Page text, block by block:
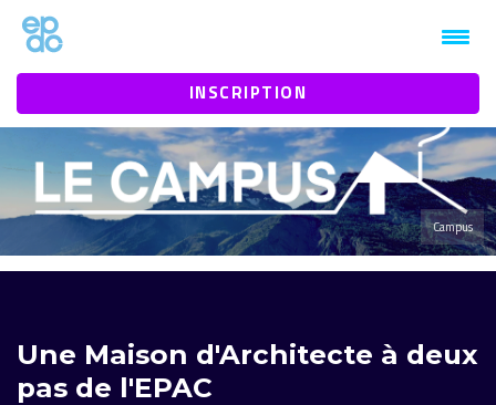
1mt0jz3htbaby1vn9b9934eeh94n1k
INSCRIPTION
Campus
Une Maison d'Architecte à deux
pas de l'EPAC